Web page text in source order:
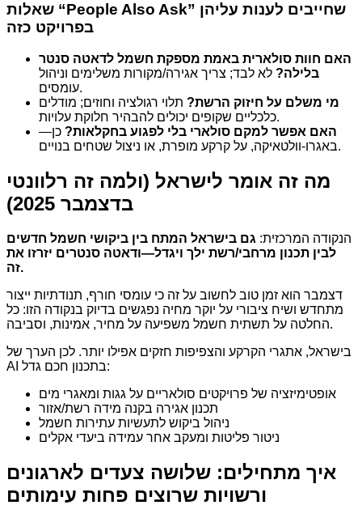
שאלות “People Also Ask” שחייבים לענות עליהן
בפרויקט כזה
האם חוות סולארית באמת מספקת חשמל לדאטה סנטר
בלילה? לא לבד; צריך אגירה/מקורות משלימים וניהול
עומסים.
מי משלם על חיזוק הרשת? תלוי רגולציה וחוזים; מודלים
כלכליים שקופים יכולים להבהיר חלוקת עלויות.
האם אפשר למקם סולארי בלי לפגוע בחקלאות? כן—
באגרו-וולטאיקה, על קרקע מופרת, או ניצול שטחים בנויים.
מה זה אומר לישראל (ולמה זה רלוונטי
בדצמבר 2025)
הנקודה המרכזית: גם בישראל המתח בין ביקושי חשמל חדשים
לבין תכנון מרחבי/רשת ילך ויגדל—ודאטה סנטרים יזרזו את
זה.
דצמבר הוא זמן טוב לחשוב על זה כי עומסי חורף, תנודתיות ייצור
מתחדש ושיח ציבורי על יוקר מחיה נפגשים בדיוק בנקודה הזו: כל
החלטה על תשתית חשמל משפיעה על מחיר, אמינות, וסביבה.
בישראל, אתגרי הקרקע והצפיפות חזקים אפילו יותר. לכן הערך של
AI בתכנון חכם גדל:
אופטימיזציה של פרויקטים סולאריים על גגות ומאגרי מים
תכנון אגירה בקנה מידה רשת/אזור
ניהול ביקוש לתעשיות עתירות חשמל
ניטור פליטות ומעקב אחר עמידה ביעדי אקלים
איך מתחילים: שלושה צעדים לארגונים
ורשויות שרוצים פחות עימותים